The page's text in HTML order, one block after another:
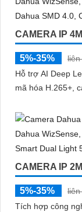
CAMERA IP
5%-35%
liên
Hỗ trợ AI Deep
mã hóa H.265+,
CAMERA IP
5%-35%
liên
Tích hợp công